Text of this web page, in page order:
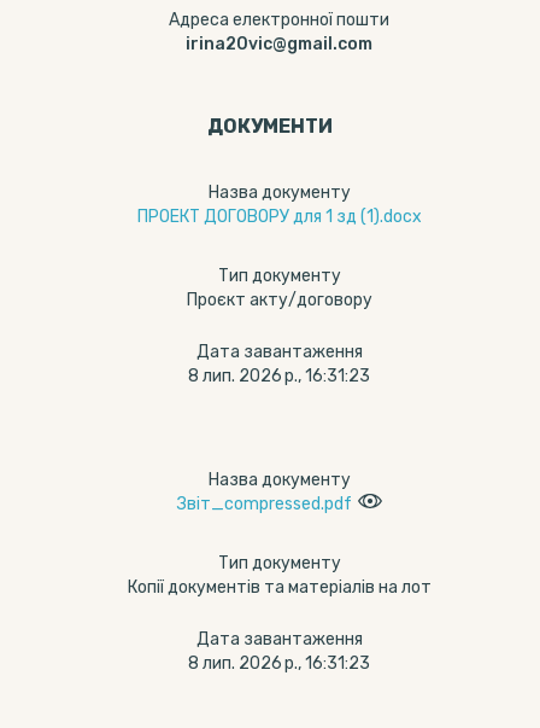
Адреса електронної пошти
irina20vic@gmail.com
ДОКУМЕНТИ
Назва документу
ПРОЕКТ ДОГОВОРУ для 1 зд (1).docx
Тип документу
Проєкт акту/договору
Дата завантаження
8 лип. 2026 р., 16:31:23
Назва документу
Звіт_compressed.pdf
Тип документу
Копії документів та матеріалів на лот
Дата завантаження
8 лип. 2026 р., 16:31:23